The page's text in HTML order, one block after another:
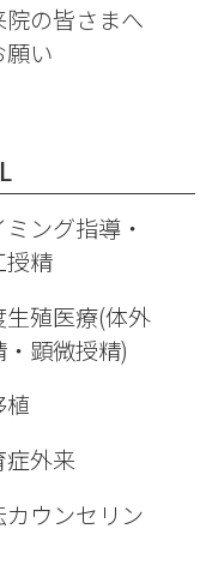
院の皆さまへ
願い
ミング指導・
授精
生殖医療(体外
・顕微授精)
植
症外来
カウンセリン